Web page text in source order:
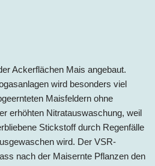
Ackerflächen Mais angebaut.
wird besonders viel
Maisfeldern ohne
erhöhten Nitratauswaschung, weil
Stickstoff durch Regenfälle
wird. Der VSR-
nach der Maisernte Pflanzen den